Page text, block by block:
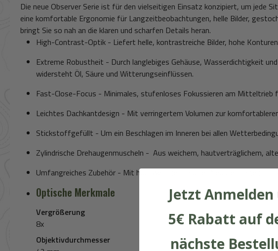
Die neue Observer Serie ist für den vielseitigen Einsatz konzipiert, um jede
eine komfortable Ergonomie für Langzeitbeobachtungen, helle Bilder,
bringt Sie so nah an die klaren und scharfen Details heran.
High-Contrast-Optik - Liefert helle, kontrastreiche Bilder, hohe
Extreme Robustheit - Durch langlebiges Gehäuse, Wasserdichtigkeit
widersteht Öl, Säure und Witterungseinflüssen.
Fast-Close-Focus - Minimales, stufenloses Fokussieren am Mitteltrieb
Leichtes Dachkantdesign - Mit verringertem Volumen zur
Stickstoffgefüllt - Um ein Beschlagen im Inneren bei allen
Zylindrische Drehaugenmuscheln - Aus weichem, hautverträglichem,
Umfangreiches Zubehör - Mit hochwertiger Tasche, Neoprentragegurt,
Optische Merkmale
Vergrößerung
8x
Objektivdurchmesser
Jetzt Anmelden
5€ Rabatt auf
nächste